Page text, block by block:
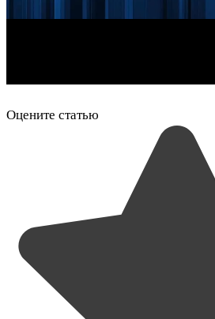
Оцените статью